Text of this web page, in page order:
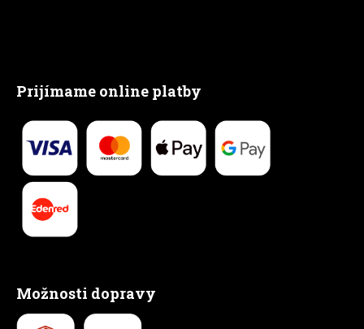
Prijímame online platby
Možnosti dopravy